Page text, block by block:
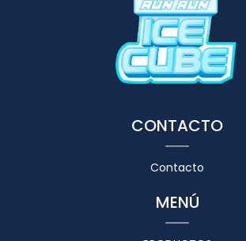
CONTACTO
Contacto
MENÚ